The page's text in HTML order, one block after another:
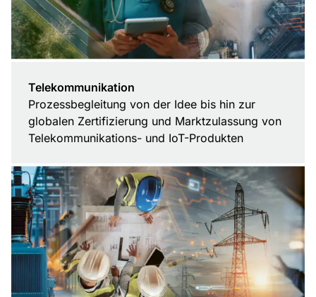
Telekommunikation
Prozessbegleitung von der Idee bis hin zur
globalen Zertifizierung und Marktzulassung von
Telekommunikations- und IoT-Produkten